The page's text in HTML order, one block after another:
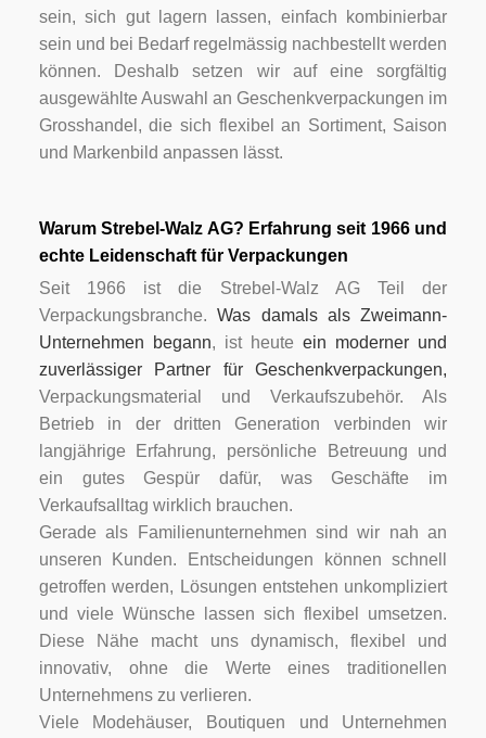
sein, sich gut lagern lassen, einfach kombinierbar
sein und bei Bedarf regelmässig nachbestellt werden
können. Deshalb setzen wir auf eine sorgfältig
ausgewählte Auswahl an Geschenkverpackungen im
Grosshandel, die sich flexibel an Sortiment, Saison
und Markenbild anpassen lässt.
Warum Strebel-Walz AG? Erfahrung seit 1966 und
echte Leidenschaft für Verpackungen
Seit 1966 ist die Strebel-Walz AG Teil der
Verpackungsbranche.Was damals als Zweimann-
Unternehmen begann, ist heuteein moderner und
zuverlässiger Partner für Geschenkverpackungen,
Verpackungsmaterial und Verkaufszubehör. Als
Betrieb in der dritten Generation verbinden wir
langjährige Erfahrung, persönliche Betreuung und
ein gutes Gespür dafür, was Geschäfte im
Verkaufsalltag wirklich brauchen.
Gerade als Familienunternehmen sind wir nah an
unseren Kunden. Entscheidungen können schnell
getroffen werden, Lösungen entstehen unkompliziert
und viele Wünsche lassen sich flexibel umsetzen.
Diese Nähe macht uns dynamisch, flexibel und
innovativ, ohne die Werte eines traditionellen
Unternehmens zu verlieren.
Viele Modehäuser, Boutiquen und Unternehmen